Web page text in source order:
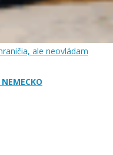
ale neovládam